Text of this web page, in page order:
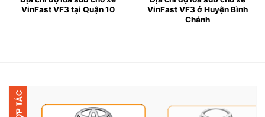
✪ Bên cạnh đó, một số dòng xe phổ thông thường chỉ
cabin. Đây cũng là một trong những lý do khiến cho
nhiều bạn có xu hướng độ loa sub cho xe VinFast VF3
VinFast VF3 tại Quận 10
VinFast VF3 ở Huyện Bình
Chánh